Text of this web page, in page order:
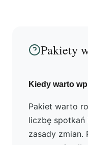
Pakiety
Kiedy warto
Pakiet warto
liczbę spotkań
zasady zmian.